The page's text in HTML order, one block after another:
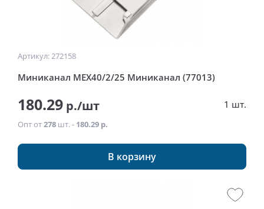
Артикул: 272158
Миниканал MEX40/2/25 Миниканал (77013)
180.29 р./шт 1 шт.
Опт от278 шт. - 180.29 р.
В корзину